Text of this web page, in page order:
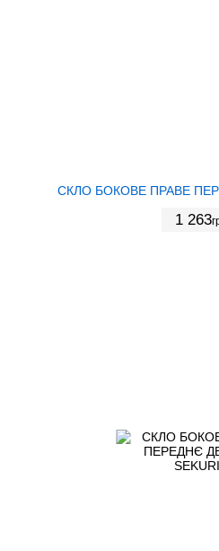
СКЛО БОКОВЕ ПРАВЕ
1 263